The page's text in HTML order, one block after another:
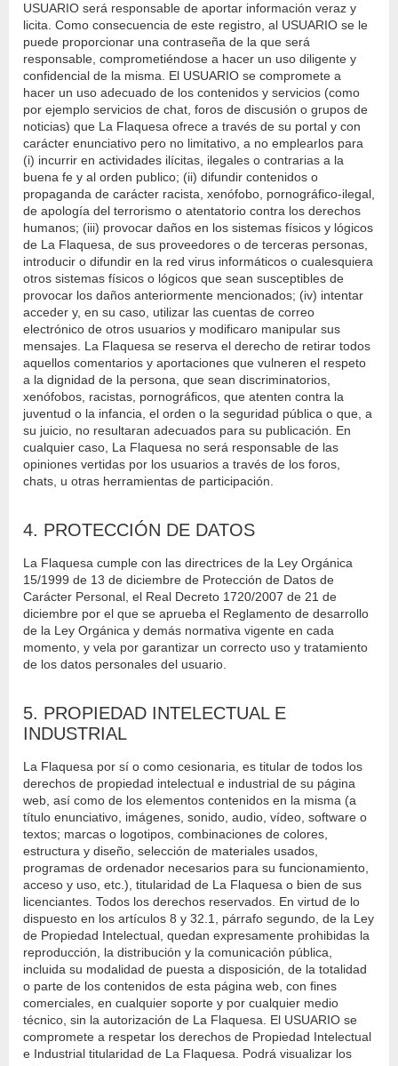
USUARIO será responsable de aportar información veraz y
licita. Como consecuencia de este registro, al USUARIO se le
puede proporcionar una contraseña de la que será
responsable, comprometiéndose a hacer un uso diligente y
confidencial de la misma. El USUARIO se compromete a
hacer un uso adecuado de los contenidos y servicios (como
por ejemplo servicios de chat, foros de discusión o grupos de
noticias) que La Flaquesa ofrece a través de su portal y con
carácter enunciativo pero no limitativo, a no emplearlos para
(i) incurrir en actividades ilícitas, ilegales o contrarias a la
buena fe y al orden publico; (ii) difundir contenidos o
propaganda de carácter racista, xenófobo, pornográfico-ilegal,
de apología del terrorismo o atentatorio contra los derechos
humanos; (iii) provocar daños en los sistemas físicos y lógicos
de La Flaquesa, de sus proveedores o de terceras personas,
introducir o difundir en la red virus informáticos o cualesquiera
otros sistemas físicos o lógicos que sean susceptibles de
provocar los daños anteriormente mencionados; (iv) intentar
acceder y, en su caso, utilizar las cuentas de correo
electrónico de otros usuarios y modificaro manipular sus
mensajes. La Flaquesa se reserva el derecho de retirar todos
aquellos comentarios y aportaciones que vulneren el respeto
a la dignidad de la persona, que sean discriminatorios,
xenófobos, racistas, pornográficos, que atenten contra la
juventud o la infancia, el orden o la seguridad pública o que, a
su juicio, no resultaran adecuados para su publicación. En
cualquier caso, La Flaquesa no será responsable de las
opiniones vertidas por los usuarios a través de los foros,
chats, u otras herramientas de participación.
4. PROTECCIÓN DE DATOS
La Flaquesa cumple con las directrices de la Ley Orgánica
15/1999 de 13 de diciembre de Protección de Datos de
Carácter Personal, el Real Decreto 1720/2007 de 21 de
diciembre por el que se aprueba el Reglamento de desarrollo
de la Ley Orgánica y demás normativa vigente en cada
momento, y vela por garantizar un correcto uso y tratamiento
de los datos personales del usuario.
5. PROPIEDAD INTELECTUAL E
INDUSTRIAL
La Flaquesa por sí o como cesionaria, es titular de todos los
derechos de propiedad intelectual e industrial de su página
web, así como de los elementos contenidos en la misma (a
título enunciativo, imágenes, sonido, audio, vídeo, software o
textos; marcas o logotipos, combinaciones de colores,
estructura y diseño, selección de materiales usados,
programas de ordenador necesarios para su funcionamiento,
acceso y uso, etc.), titularidad de La Flaquesa o bien de sus
licenciantes. Todos los derechos reservados. En virtud de lo
dispuesto en los artículos 8 y 32.1, párrafo segundo, de la Ley
de Propiedad Intelectual, quedan expresamente prohibidas la
reproducción, la distribución y la comunicación pública,
incluida su modalidad de puesta a disposición, de la totalidad
o parte de los contenidos de esta página web, con fines
comerciales, en cualquier soporte y por cualquier medio
técnico, sin la autorización de La Flaquesa. El USUARIO se
compromete a respetar los derechos de Propiedad Intelectual
e Industrial titularidad de La Flaquesa. Podrá visualizar los